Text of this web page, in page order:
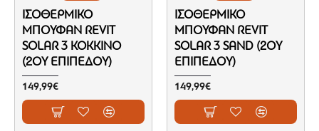
ΙΣΟΘΕΡΜΙΚΌ
ΜΠΟΥΦΆΝ REVIT
SOLAR 3 ΚΌΚΚΙΝΟ
(2ΟΥ ΕΠΙΠΈΔΟΥ)
149,99€
ΙΣΟΘΕΡΜΙΚΌ
ΜΠΟΥΦΆΝ REVIT
SOLAR 3 SAND (2ΟΥ
ΕΠΙΠΈΔΟΥ)
149,99€